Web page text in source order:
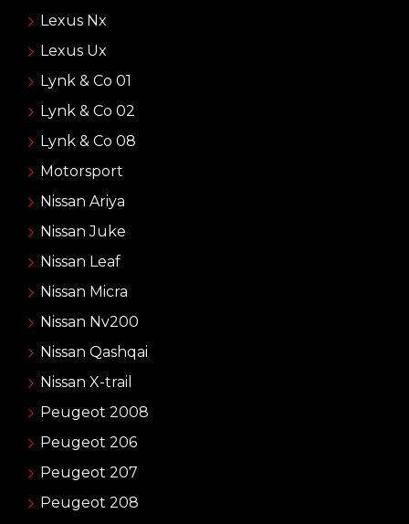
Lexus Nx
Lexus Ux
Lynk & Co 01
Lynk & Co 02
Lynk & Co 08
Motorsport
Nissan Ariya
Nissan Juke
Nissan Leaf
Nissan Micra
Nissan Nv200
Nissan Qashqai
Nissan X-trail
Peugeot 2008
Peugeot 206
Peugeot 207
Peugeot 208